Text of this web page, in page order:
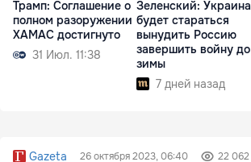
Трамп: Соглашение о
полном разоружении
ХАМАС достигнуто
31 Июл. 11:38
Зеленский: Украина
будет стараться
вынудить Россию
завершить войну до
зимы
7 дней назад
Gazeta 26 октября 2023, 06:40 22 062